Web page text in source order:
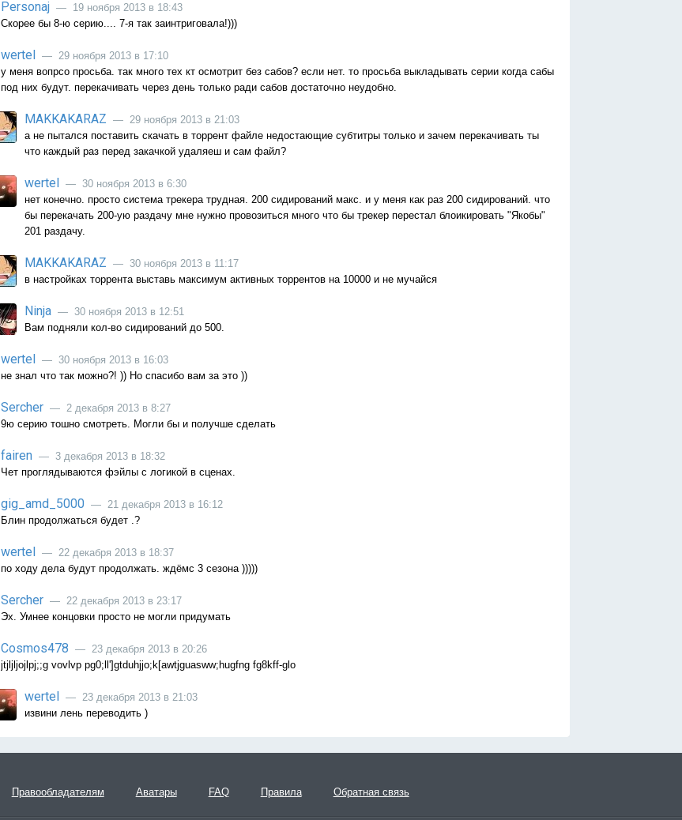
Personaj — 19 ноября 2013 в 18:43
Скорее бы 8-ю серию.... 7-я так заинтриговала!)))
wertel — 29 ноября 2013 в 17:10
у меня вопрсо просьба. так много тех кт осмотрит без сабов? если нет. то просьба выкладывать серии когда сабы
под них будут. перекачивать через день только ради сабов достаточно неудобно.
MAKKAKARAZ — 29 ноября 2013 в 21:03
а не пытался поставить скачать в торрент файле недостающие субтитры только и зачем перекачивать ты
что каждый раз перед закачкой удаляеш и сам файл?
wertel — 30 ноября 2013 в 6:30
нет конечно. просто система трекера трудная. 200 сидирований макс. и у меня как раз 200 сидирований. что
бы перекачать 200-ую раздачу мне нужно провозиться много что бы трекер перестал блоикировать "Якобы"
201 раздачу.
MAKKAKARAZ — 30 ноября 2013 в 11:17
в настройках торрента выставь максимум активных торрентов на 10000 и не мучайся
Ninja — 30 ноября 2013 в 12:51
Вам подняли кол-во сидирований до 500.
wertel — 30 ноября 2013 в 16:03
не знал что так можно?! )) Но спасибо вам за это ))
Sercher — 2 декабря 2013 в 8:27
9ю серию тошно смотреть. Могли бы и получше сделать
fairen — 3 декабря 2013 в 18:32
Чет проглядываются фэйлы с логикой в сценах.
gig_amd_5000 — 21 декабря 2013 в 16:12
Блин продолжаться будет .?
wertel — 22 декабря 2013 в 18:37
по ходу дела будут продолжать. ждёмс 3 сезона )))))
Sercher — 22 декабря 2013 в 23:17
Эх. Умнее концовки просто не могли придумать
Cosmos478 — 23 декабря 2013 в 20:26
jtjljljojlpj;;g vovlvp pg0;ll']gtduhjjo;k[awtjguasww;hugfng fg8kff-glo
wertel — 23 декабря 2013 в 21:03
извини лень переводить )
Правообладателям Аватары FAQ Правила Обратная связь